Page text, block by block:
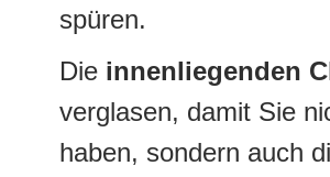
spüren.
Die innenliegenden
verglasen, damit Sie
haben, sondern auch